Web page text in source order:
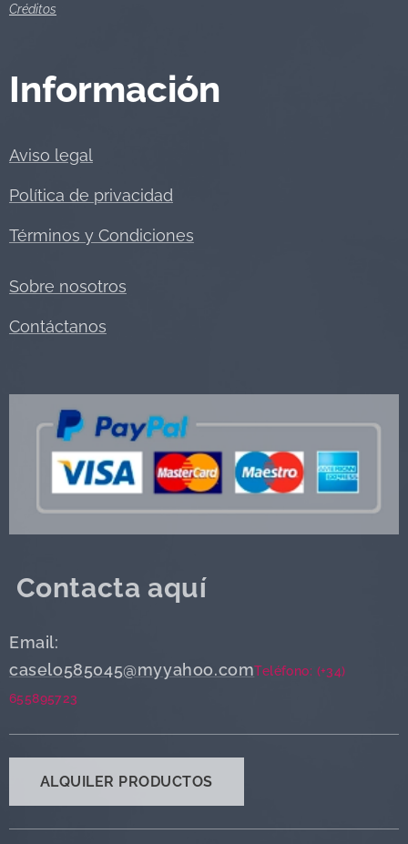
Créditos
Información
Aviso legal
Política de privacidad
Términos y Condiciones
Sobre nosotros
Contáctanos
Contacta aquí
Email:
caselo585045@myyahoo.comTeléfono: (+34)
655895723
ALQUILER PRODUCTOS